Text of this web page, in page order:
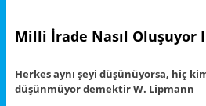
Milli İrade Nasıl Oluşuyor
Herkes aynı şeyi düşünüyorsa, hiç
düşünmüyor demektir W. Lipmann